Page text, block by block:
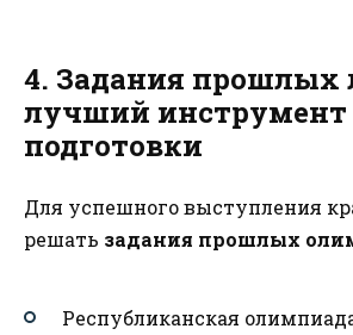
4. Задания прошлых
лучший инструмент
подготовки
Для успешного выступления
решать задания прошлых
Республиканская